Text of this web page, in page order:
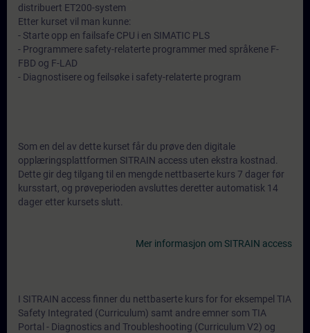
distribuert ET200-system
Etter kurset vil man kunne:
- Starte opp en failsafe CPU i en SIMATIC PLS
- Programmere safety-relaterte programmer med språkene F-
FBD og F-LAD
- Diagnostisere og feilsøke i safety-relaterte program
Som en del av dette kurset får du prøve den digitale
opplæringsplattformen SITRAIN access uten ekstra kostnad.
Dette gir deg tilgang til en mengde nettbaserte kurs 7 dager før
kursstart, og prøveperioden avsluttes deretter automatisk 14
dager etter kursets slutt.
Mer informasjon om SITRAIN access
I SITRAIN access finner du nettbaserte kurs for for eksempel TIA
Safety Integrated (Curriculum) samt andre emner som TIA
Portal - Diagnostics and Troubleshooting (Curriculum V2) og